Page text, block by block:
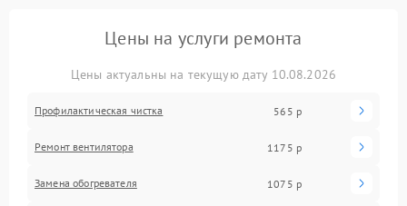
Цены на услуги ремонта
Цены актуальны на текущую дату 10.08.2026
Профилактическая чистка 565 р
Ремонт вентилятора 1175 р
Замена обогревателя 1075 р